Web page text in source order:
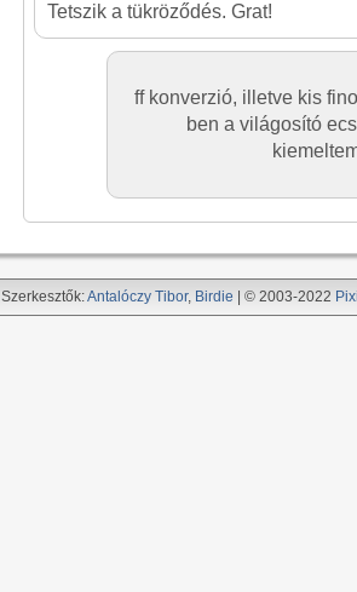
Tetszik a tükröződés. Grat!
ff konverzió, illetve kis
ben a világosító
Szerkesztők:Antalóczy Tibor, Birdie | © 2003-2022